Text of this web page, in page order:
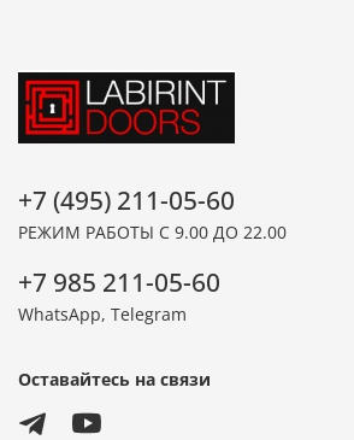
+7 (495) 211-05-60
РЕЖИМ РАБОТЫ С 9.00 ДО 22.00
+7 985 211-05-60
WhatsApp, Telegram
Оставайтесь на связи